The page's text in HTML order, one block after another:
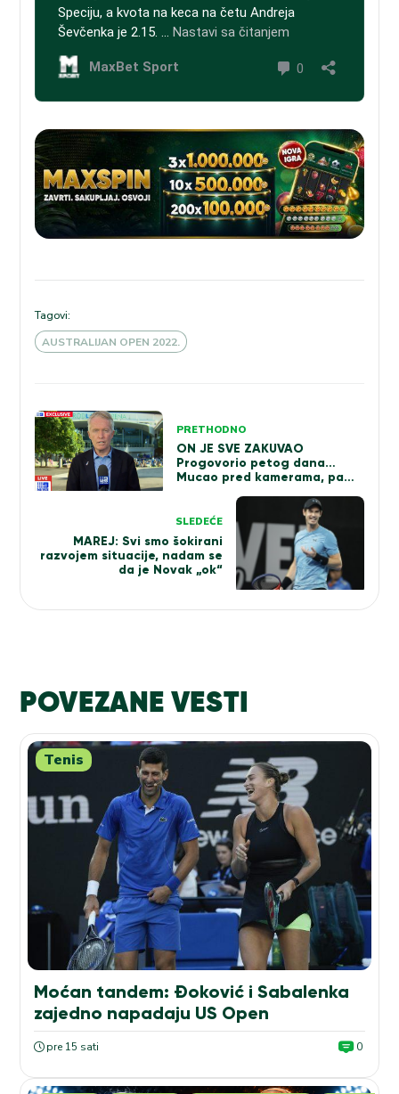
Tagovi:
AUSTRALIJAN OPEN 2022.
Kretanje
članka
PRETHODNO
ON JE SVE ZAKUVAO
Progovorio petog dana…
Mucao pred kamerama, pa
vidim Novaka na Australijan
openu
SLEDEĆE
MAREJ: Svi smo šokirani
razvojem situacije, nadam se
da je Novak „ok“
POVEZANE VESTI
Tenis
Moćan tandem: Đoković i Sabalenka
zajedno napadaju US Open
pre 15 sati 0